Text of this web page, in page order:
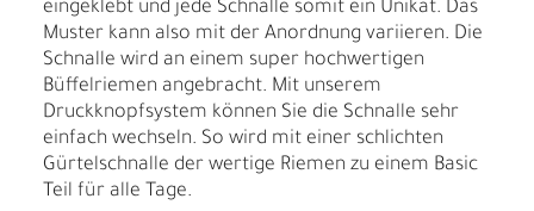
eingeklebt und jede Schnalle somit ein Unikat. Das
Muster kann also mit der Anordnung variieren. Die
Schnalle wird an einem super hochwertigen
Büffelriemen angebracht. Mit unserem
Druckknopfsystem können Sie die Schnalle sehr
einfach wechseln. So wird mit einer schlichten
Gürtelschnalle der wertige Riemen zu einem Basic
Teil für alle Tage.